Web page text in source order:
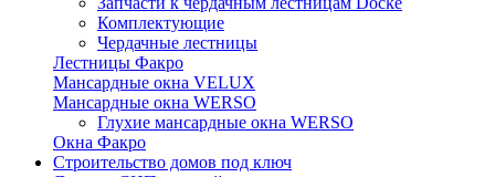
Комплектующие
Чердачные лестницы
Лестницы Факро
Мансардные окна VELUX
Мансардные окна WERSO
Глухие мансардные окна WERSO
Окна Факро
Строительство домов под ключ